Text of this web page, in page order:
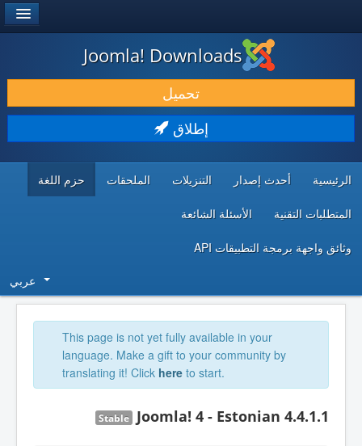
حمل & ومدد
اكتشف & تعلم
Joomla! Downloads
تحميل
إطلاق
الرئيسية أحدث إصدار التنزيلات الملحقات حزم اللغة
المتطلبات التقنية الأسئلة الشائعة
وثائق واجهة برمجة التطبيقات API
عربي
This page is not yet fully available in your
language. Make a gift to your community by
translating it! Click here to start.
Joomla! 4 - Estonian 4.4.1.1
Stable